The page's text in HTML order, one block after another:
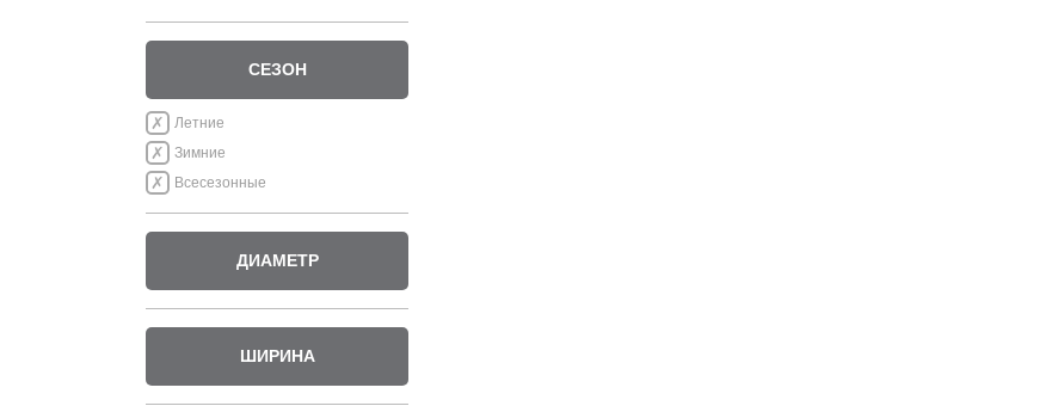
СЕЗОН
Летние
Зимние
Всесезонные
ДИАМЕТР
ШИРИНА